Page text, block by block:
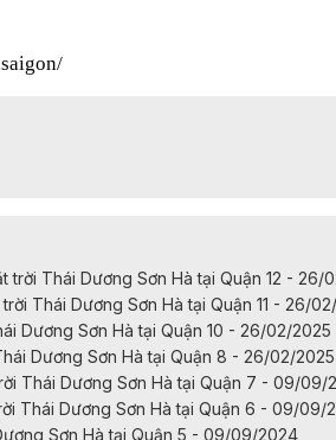
trời Thái Dương Sơn Hà tại Quận 12 - 26/
Thái Dương Sơn Hà tại Quận 11 - 26/
Dương Sơn Hà tại Quận 10 - 26/02/2025
Dương Sơn Hà tại Quận 8 - 26/02/2025
Thái Dương Sơn Hà tại Quận 7 - 09/09/
Thái Dương Sơn Hà tại Quận 6 - 09/09/
Sơn Hà tại Quận 5 - 09/09/2024